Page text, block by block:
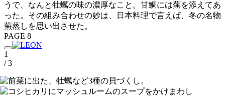
うで、なんと牡蠣の味の濃厚なこと。甘鯛には蕪を添えてあ
った。その組み合わせの妙は、日本料理で言えば、冬の名物
蕪蒸しを思い出させた。
PAGE 8
1
/ 3